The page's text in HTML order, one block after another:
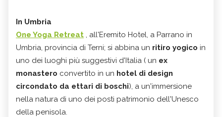
In Umbria
One Yoga Retreat , all'Eremito Hotel, a Parrano in
Umbria, provincia di Terni; si abbina un ritiro yogico in
uno dei luoghi più suggestivi d'Italia ( un ex
monastero convertito in un hotel di design
circondato da ettari di boschi), a un'immersione
nella natura di uno dei posti patrimonio dell'Unesco
della penisola.